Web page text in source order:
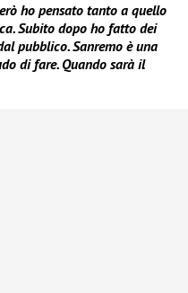
ho pensato tanto a quello
Subito dopo ho fatto dei
pubblico. Sanremo è una
di fare. Quando sarà il